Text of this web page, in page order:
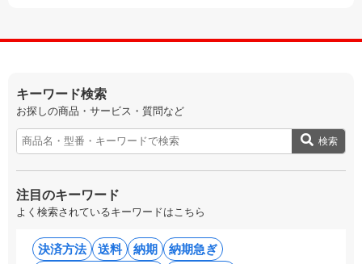
キーワード検索
お探しの商品・サービス・質問など
検索
注目のキーワード
よく検索されているキーワードはこちら
決済方法 送料 納期
納期急ぎ